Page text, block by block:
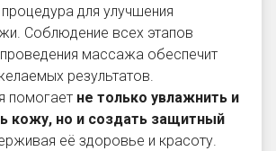
для улучшения
Соблюдение всех этапов
массажа обеспечит
результатов.
помогает не только увлажнить и
кожу, но и создать защитный
её здоровье и красоту.